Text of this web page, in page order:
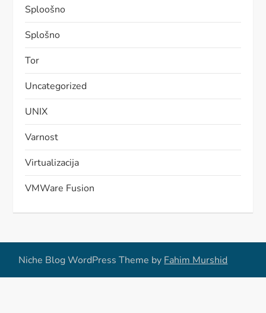
Sploošno
Splošno
Tor
Uncategorized
UNIX
Varnost
Virtualizacija
VMWare Fusion
Niche Blog WordPress Theme by Fahim Murshid